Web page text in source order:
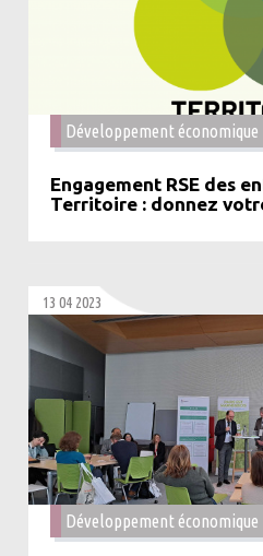
Développement économique
Engagement RSE des
Territoire : donnez
13 04 2023
Développement économique